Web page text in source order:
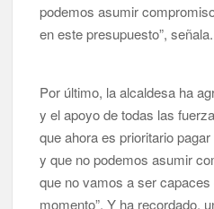
podemos asumir
en este presupuesto”, señala.
Por último, la alcaldesa ha
y el apoyo de todas las
que ahora es prioritario
y que no podemos asumir
que no vamos a ser
momento”. Y ha recordado,